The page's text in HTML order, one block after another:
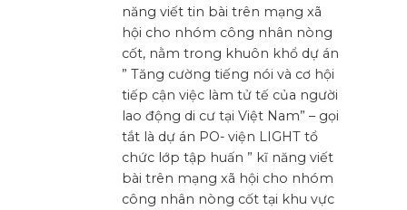
năng viết tin bài trên mạng xã
hội cho nhóm công nhân nòng
cốt, nằm trong khuôn khổ dự án
” Tăng cường tiếng nói và cơ hội
tiếp cận việc làm tử tế của người
lao động di cư tại Việt Nam” – gọi
tắt là dự án PO- viện LIGHT tổ
chức lớp tập huấn ” kĩ năng viết
bài trên mạng xã hội cho nhóm
công nhân nòng cốt tại khu vực